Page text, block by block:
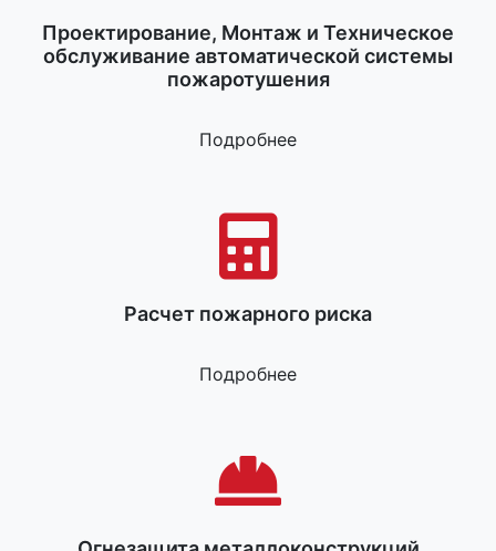
Проектирование, Монтаж и Техническое
обслуживание автоматической системы
пожаротушения
Подробнее
Расчет пожарного риска
Подробнее